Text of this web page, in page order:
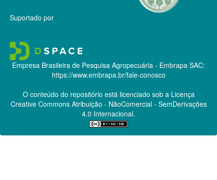
Suportado por
Empresa Brasileira de Pesquisa Agropecuária - Embrapa SAC:
https://www.embrapa.br/fale-conosco
O conteúdo do repositório está licenciado sob a Licença
Creative CommonsAtribuição - NãoComercial - SemDerivações
4.0 Internacional.